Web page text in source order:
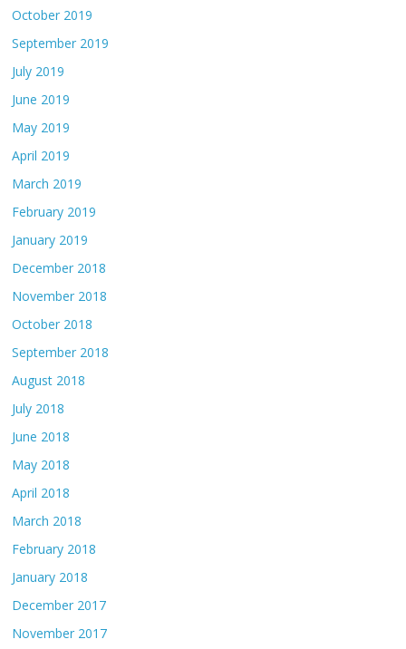
October 2019
September 2019
July 2019
June 2019
May 2019
April 2019
March 2019
February 2019
January 2019
December 2018
November 2018
October 2018
September 2018
August 2018
July 2018
June 2018
May 2018
April 2018
March 2018
February 2018
January 2018
December 2017
November 2017